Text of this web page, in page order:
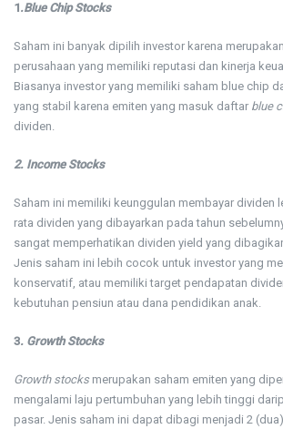
1.Blue Chip Stocks
Saham ini banyak dipilih investor karena
perusahaan yang memiliki reputasi dan kinerja
Biasanya investor yang memiliki saham blue chip
yang stabil karena emiten yang masuk daftar blue
dividen.
2. Income Stocks
Saham ini memiliki keunggulan membayar dividen
rata dividen yang dibayarkan pada tahun
sangat memperhatikan dividen yield yang
Jenis saham ini lebih cocok untuk investor yang
konservatif, atau memiliki target pendapatan
kebutuhan pensiun atau dana pendidikan anak.
3. Growth Stocks
Growth stocksmerupakan saham emiten yang
mengalami laju pertumbuhan yang lebih tinggi
pasar. Jenis saham ini dapat dibagi menjadi 2